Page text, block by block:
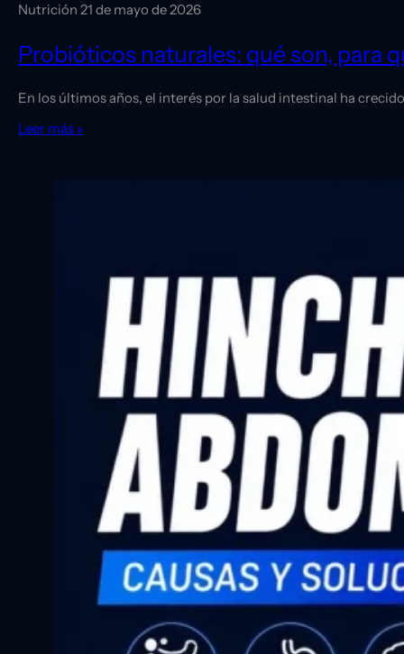
Nutrición 21 de mayo de 2026
Probióticos naturales: qué son, para
En los últimos años, el interés por la salud intestinal ha
Leer más »